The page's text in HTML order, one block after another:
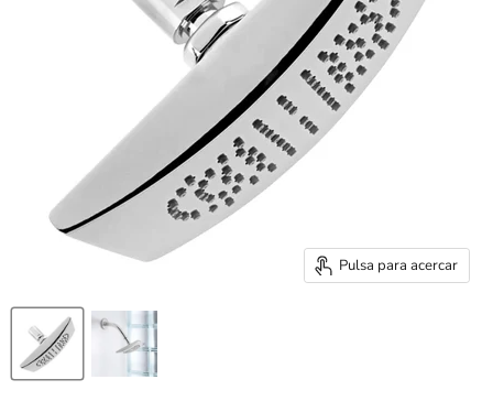
Pulsa para acercar